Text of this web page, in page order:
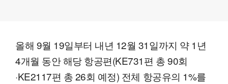
올해 9월 19일부터 내년 12월 31일까지 약 1년
4개월 동안 해당 항공편(KE731편 총 90회
·KE2117편 총 26회 예정) 전체 항공유의 1%를